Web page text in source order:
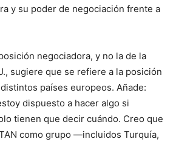
y su poder de negociación frente a
negociadora, y no la de la
sugiere que se refiere a la posición
países europeos. Añade:
dispuesto a hacer algo si
tienen que decir cuándo. Creo que
como grupo —incluidos Turquía,